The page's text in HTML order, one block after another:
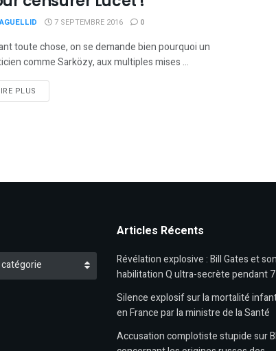
AGUELLID 7 SEPTEMBRE 2016 0
toute chose, on se demande bien pourquoi un
comme Sarközy, aux multiples mises ...
PLUS
Articles Récents
Révélation explosive : Bill Gates et son
habilitation Q ultra-secrète pendant
Silence explosif sur la mortalité
en France par la ministre de la Santé
Accusation complotiste stupide sur